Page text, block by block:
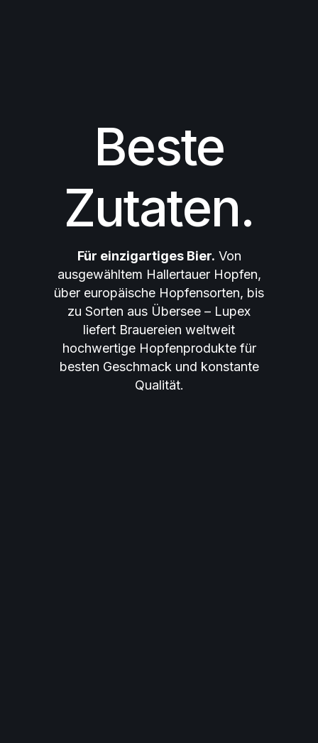
Beste
Zutaten.
Für einzigartiges Bier. Von
ausgewähltem Hallertauer Hopfen,
über europäische Hopfensorten, bis
zu Sorten aus Übersee – Lupex
liefert Brauereien weltweit
hochwertige Hopfenprodukte für
besten Geschmack und konstante
Qualität.